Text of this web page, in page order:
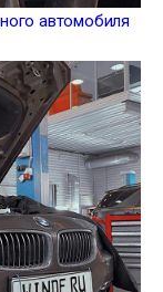
автомобиля